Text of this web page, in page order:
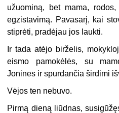
užuominą, bet mama,
egzistavimą. Pavasarį, kai
stiprėti, pradėjau jos laukti.
Ir tada atėjo birželis,
eismo pamokėlės, su
Jonines ir spurdančia širdimi
Vėjos ten nebuvo.
Pirmą dieną liūdnas,